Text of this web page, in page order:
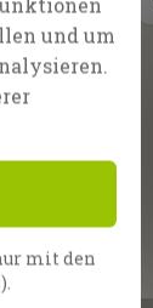
ein
und um
mit den